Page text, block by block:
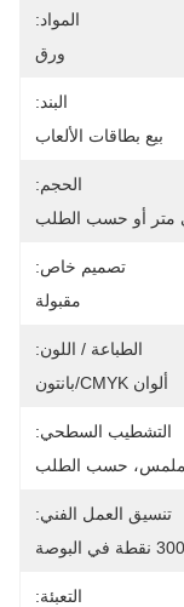
المواد:
ورق
البند:
بيع بطاقات الألعاب
الحجم:
تصميم خاص:
مقبولة
الطباعة / اللون:
ألوان CMYK/بانتون
التشطيب السطحي:
حسب الطلب
تنسيق العمل الفني:
التعبئة: